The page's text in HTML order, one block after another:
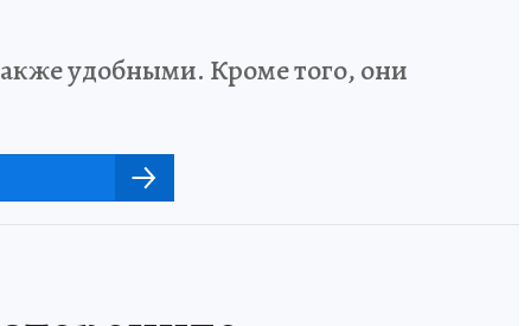
удобными. Кроме того, они